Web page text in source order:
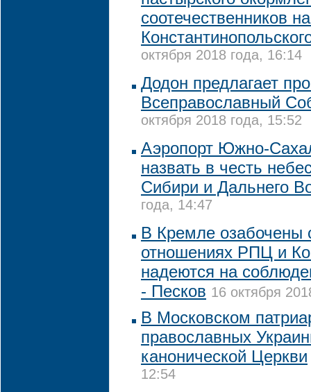
соотечественников
октября 2018 года, 16:14
Додон предлагает
Всеправославный
октября 2018 года, 15:52
Аэропорт Южно-
назвать в честь
Сибири и Дальнего
года, 14:47
В Кремле озабочены
отношениях РПЦ и
надеются на
- Песков 16 октября
В Московском
православных
канонической Церкви
12:54